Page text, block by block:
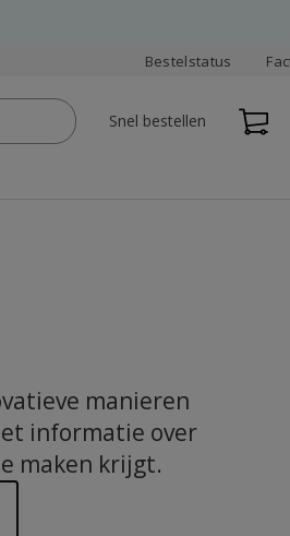
Bestelstatus
Snel bestellen
manieren
informatie over
maken krijgt.